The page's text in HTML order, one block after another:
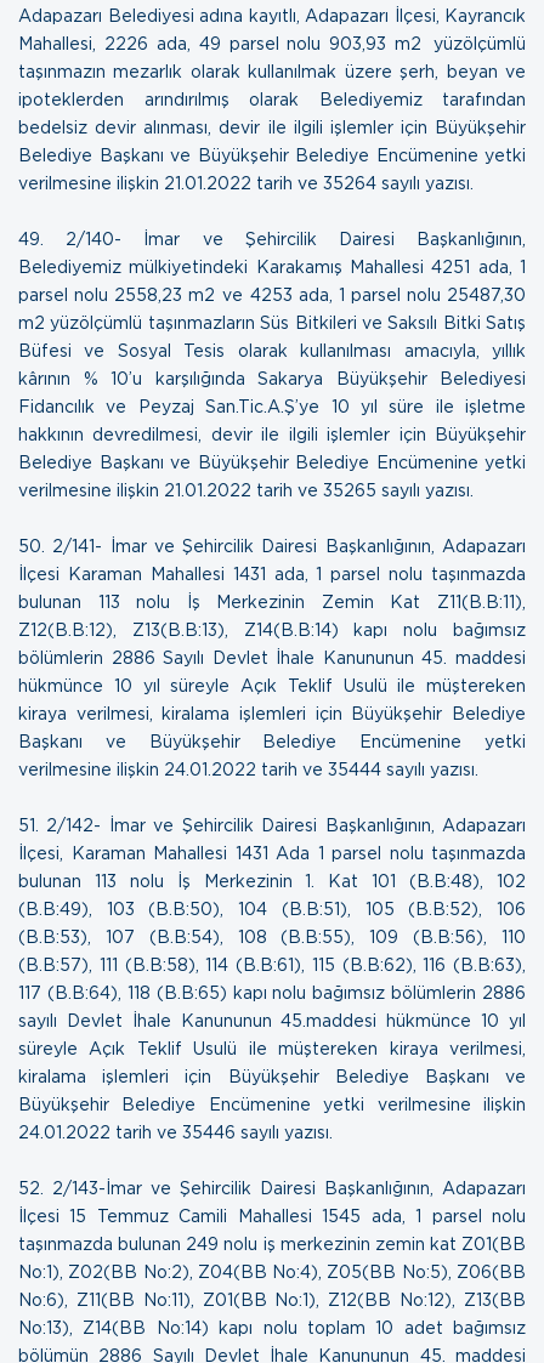
Adapazarı Belediyesi adına kayıtlı, Adapazarı İlçesi, Kayrancık
Mahallesi, 2226 ada, 49 parsel nolu 903,93 m2 yüzölçümlü
taşınmazın mezarlık olarak kullanılmak üzere şerh, beyan ve
ipoteklerden arındırılmış olarak Belediyemiz tarafından
bedelsiz devir alınması, devir ile ilgili işlemler için Büyükşehir
Belediye Başkanı ve Büyükşehir Belediye Encümenine yetki
verilmesine ilişkin 21.01.2022 tarih ve 35264 sayılı yazısı
49.
2/140- İmar ve Şehircilik Dairesi Başkanlığının,
Belediyemiz mülkiyetindeki Karakamış Mahallesi 4251 ada, 1
parsel nolu 2558,23 m2 ve 4253 ada, 1 parsel nolu 25487,30
m2 yüzölçümlü taşınmazların Süs Bitkileri ve Saksılı Bitki Satış
Büfesi ve Sosyal Tesis olarak kullanılması amacıyla, yıllık
kârının % 10’u karşılığında Sakarya Büyükşehir Belediyesi
Fidancılık ve Peyzaj San.Tic.A.Ş’ye 10 yıl süre ile işletme
hakkının devredilmesi, devir ile ilgili işlemler için Büyükşehir
Belediye Başkanı ve Büyükşehir Belediye Encümenine yetki
verilmesine ilişkin 21.01.2022 tarih ve 35265 sayılı yazısı.
50.
2/141- İmar ve Şehircilik Dairesi Başkanlığının, Adapazarı
İlçesi Karaman Mahallesi 1431 ada, 1 parsel nolu taşınmazda
bulunan 113 nolu İş Merkezinin Zemin Kat Z11(B.B:11),
Z12(B.B:12), Z13(B.B:13), Z14(B.B:14) kapı nolu bağımsız
bölümlerin 2886 Sayılı Devlet İhale Kanununun 45. maddesi
hükmünce 10 yıl süreyle Açık Teklif Usulü ile müştereken
kiraya verilmesi, kiralama işlemleri için Büyükşehir Belediye
Başkanı ve Büyükşehir Belediye Encümenine yetki
verilmesine ilişkin 24.01.2022 tarih ve 35444 sayılı yazısı.
51.
2/142- İmar ve Şehircilik Dairesi Başkanlığının, Adapazarı
İlçesi, Karaman Mahallesi 1431 Ada 1 parsel nolu taşınmazda
bulunan 113 nolu İş Merkezinin 1. Kat 101 (B.B:48), 102
(B.B:49), 103 (B.B:50), 104 (B.B:51), 105 (B.B:52), 106
(B.B:53), 107 (B.B:54), 108 (B.B:55), 109 (B.B:56), 110
(B.B:57), 111 (B.B:58), 114 (B.B:61), 115 (B.B:62), 116 (B.B:63),
117 (B.B:64), 118 (B.B:65) kapı nolu bağımsız bölümlerin 2886
sayılı Devlet İhale Kanununun 45.maddesi hükmünce 10 yıl
süreyle Açık Teklif Usulü ile müştereken kiraya verilmesi,
kiralama işlemleri için Büyükşehir Belediye Başkanı ve
Büyükşehir Belediye Encümenine yetki verilmesine ilişkin
24.01.2022 tarih ve 35446 sayılı yazısı
52.
2/143-İmar ve Şehircilik Dairesi Başkanlığının, Adapazarı
İlçesi 15 Temmuz Camili Mahallesi 1545 ada, 1 parsel nolu
taşınmazda bulunan 249 nolu iş merkezinin zemin kat Z01(BB
No:1), Z02(BB No:2), Z04(BB No:4), Z05(BB No:5), Z06(BB
No:6), Z11(BB No:11), Z01(BB No:1), Z12(BB No:12), Z13(BB
No:13), Z14(BB No:14) kapı nolu toplam 10 adet bağımsız
bölümün 2886 Sayılı Devlet İhale Kanununun 45. maddesi